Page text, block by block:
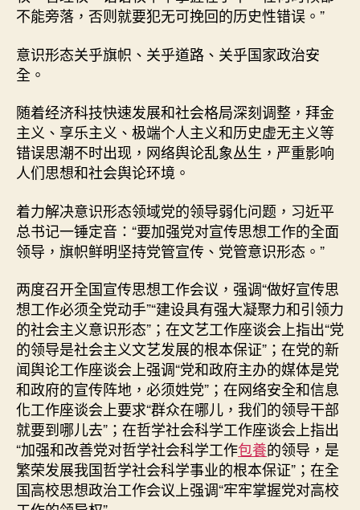
不能旁落，否则就要犯无可挽回的历史性错误。”
意识形态关乎旗帜、关乎道路、关乎国家政治安
全。
随着经济科技快速发展和社会格局深刻调整，拜金
主义、享乐主义、极端个人主义和历史虚无主义等
错误思潮不时出现，网络舆论乱象丛生，严重影响
人们思想和社会舆论环境。
着力解决意识形态领域党的领导弱化问题，习近平
总书记一锤定音：“要加强党对宣传思想工作的全面
领导，旗帜鲜明坚持党管宣传、党管意识形态。”
两度召开全国宣传思想工作会议，强调“做好宣传思
想工作必须全党动手”“建设具有强大凝聚力和引领力
的社会主义意识形态”；在文艺工作座谈会上指出“党
的领导是社会主义文艺发展的根本保证”；在党的新
闻舆论工作座谈会上强调“党和政府主办的媒体是党
和政府的宣传阵地，必须姓党”；在网络安全和信息
化工作座谈会上要求“群众在哪儿，我们的领导干部
就要到哪儿去”；在哲学社会科学工作座谈会上指出
“加强和改善党对哲学社会科学工作包養的领导，是
繁荣发展我国哲学社会科学事业的根本保证”；在全
国高校思想政治工作会议上强调“牢牢掌握党对高校